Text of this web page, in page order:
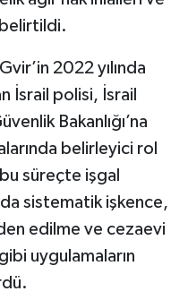
belirtildi.
2022 yılında
İsrail polisi, İsrail
Bakanlığı’na
belirleyici rol
süreçte işgal
sistematik işkence,
edilme ve cezaevi
gibi uygulamaların